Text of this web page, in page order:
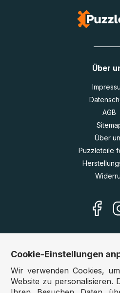
Über
AGB
Über
Puzzleteile
Unsere
Deutschland:
Cookie-Einstellungen
Wir verwenden Cookies,
Website zu personalisieren.